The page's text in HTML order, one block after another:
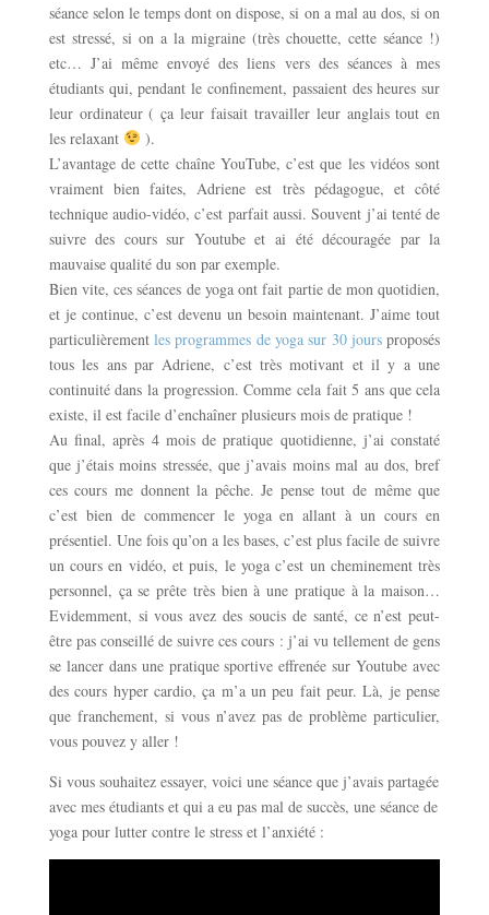
séance selon le temps dont on dispose, si on a mal au dos, si on
est stressé, si on a la migraine (très chouette, cette séance !)
etc… J’ai même envoyé des liens vers des séances à mes
étudiants qui, pendant le confinement, passaient des heures sur
leur ordinateur ( ça leur faisait travailler leur anglais tout en
les relaxant
).
L’avantage de cette chaîne YouTube, c’est que les vidéos sont
vraiment bien faites, Adriene est très pédagogue, et côté
technique audio-vidéo, c’est parfait aussi. Souvent j’ai tenté de
suivre des cours sur Youtube et ai été découragée par la
mauvaise qualité du son par exemple.
Bien vite, ces séances de yoga ont fait partie de mon quotidien,
et je continue, c’est devenu un besoin maintenant. J’aime tout
particulièrementles programmes de yoga sur 30 joursproposés
tous les ans par Adriene, c’est très motivant et il y a une
continuité dans la progression. Comme cela fait 5 ans que cela
existe, il est facile d’enchaîner plusieurs mois de pratique !
Au final, après 4 mois de pratique quotidienne, j’ai constaté
que j’étais moins stressée, que j’avais moins mal au dos, bref
ces cours me donnent la pêche. Je pense tout de même que
c’est bien de commencer le yoga en allant à un cours en
présentiel. Une fois qu’on a les bases, c’est plus facile de suivre
un cours en vidéo, et puis, le yoga c’est un cheminement très
personnel, ça se prête très bien à une pratique à la maison…
Evidemment, si vous avez des soucis de santé, ce n’est peut-
être pas conseillé de suivre ces cours : j’ai vu tellement de gens
se lancer dans une pratique sportive effrenée sur Youtube avec
des cours hyper cardio, ça m’a un peu fait peur. Là, je pense
que franchement, si vous n’avez pas de problème particulier,
vous pouvez y aller !
Si vous souhaitez essayer, voici une séance que j’avais partagée
avec mes étudiants et qui a eu pas mal de succès, une séance de
yoga pour lutter contre le stress et l’anxiété :